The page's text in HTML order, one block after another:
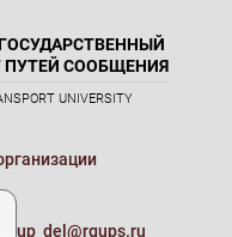
ПУТЕЙ СООБЩЕНИЯ
UNIVERSITY
up_del@rgups.ru